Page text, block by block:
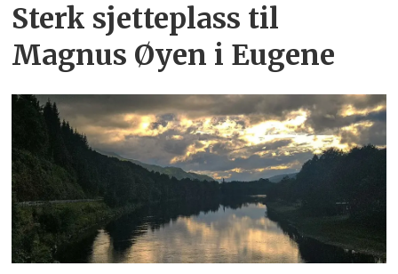
Sterk sjetteplass til
Magnus Øyen i Eugene